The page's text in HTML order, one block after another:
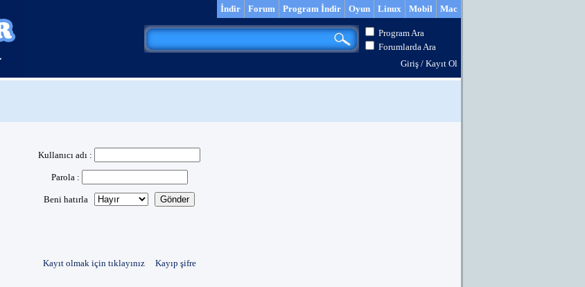
Mac
Mobil
Linux
Oyun
Program İndir
Forum
İndir
Program Ara
Forumlarda Ara
Giriş / Kayıt Ol
Kullanıcı adı :
Parola :
Beni hatırla
Kayıt olmak için tıklayınız Kayıp şifre